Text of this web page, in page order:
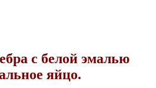
с белой эмалью
яйцо.